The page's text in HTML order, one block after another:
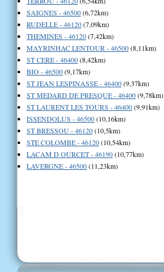
SAIGNES - 46500(6,72km)
RUDELLE - 46120(7,09km)
THEMINES - 46120(7,42km)
MAYRINHAC LENTOUR - 46500(8,11km)
ST CERE - 46400(8,42km)
BIO - 46500(9,17km)
ST JEAN LESPINASSE - 46400(9,37km)
ST MEDARD DE PRESQUE - 46400(9,78km)
ST LAURENT LES TOURS - 46400(9,91km)
ISSENDOLUS - 46500(10,16km)
ST BRESSOU - 46120(10,5km)
STE COLOMBE - 46120(10,54km)
LACAM D OURCET - 46190(10,77km)
LAVERGNE - 46500(11,23km)